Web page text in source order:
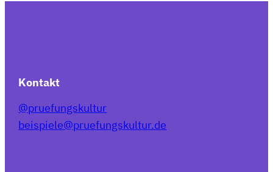
Kontakt
@pruefungskultur
beispiele@pruefungskultur.de